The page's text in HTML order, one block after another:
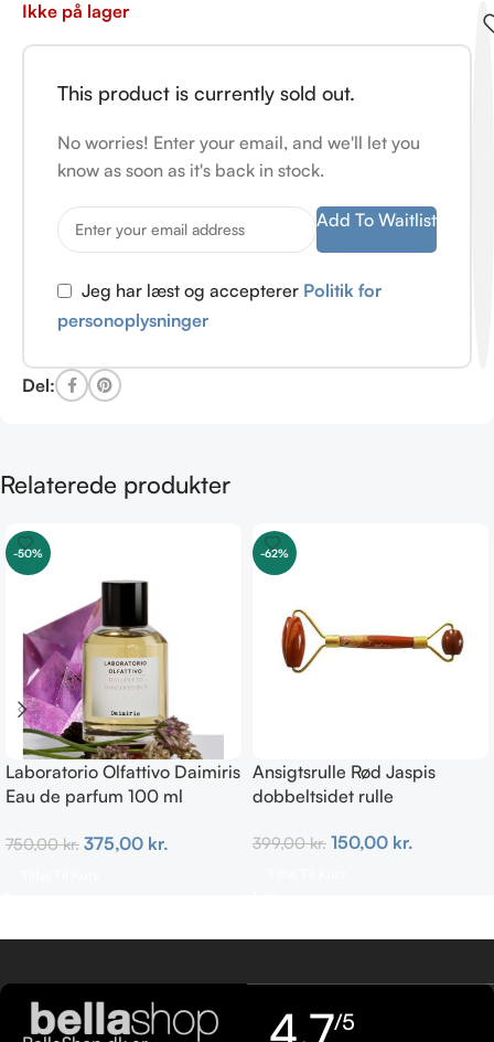
Ikke på lager
This product is currently sold out.
No worries! Enter your email, and we'll let you
know as soon as it's back in stock.
Add To Waitlist
Jeg har læst og accepterer Politik for
personoplysninger
Del:
Relaterede produkter
-50%
Laboratorio Olfattivo Daimiris
Eau de parfum 100 ml
750,00kr. 375,00 kr.
-62%
Ansigtsrulle Rød Jaspis
dobbeltsidet rulle
399,00kr. 150,00 kr.
4,7/5